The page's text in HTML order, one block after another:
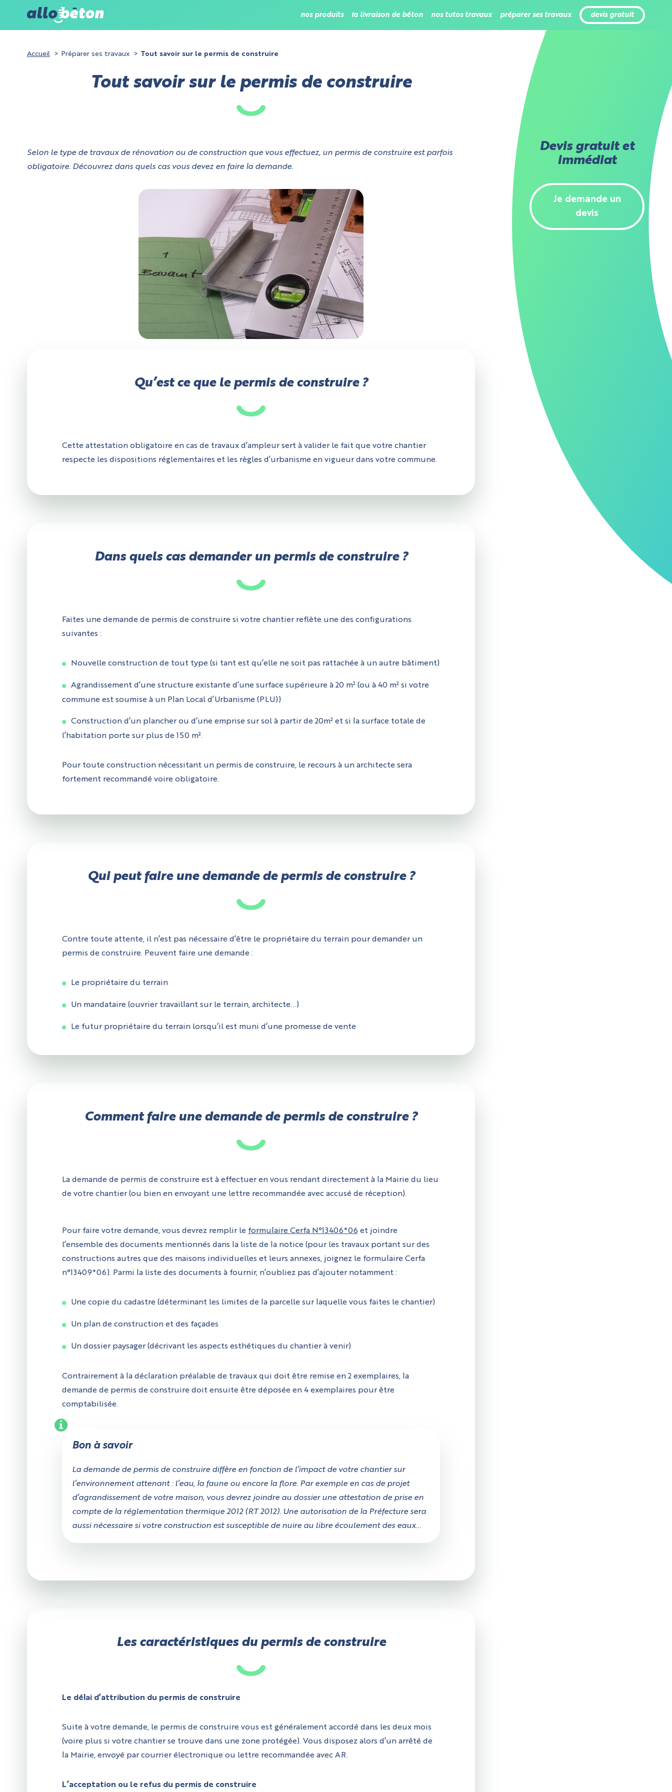
nos produits la livraison de béton nos tutos travaux préparer ses travaux devis gratuit
Accueil Préparer ses travaux Tout savoir sur le permis de construire
Tout savoir sur le permis de construire
Selon le type de travaux de rénovation ou de construction que vous effectuez, un permis de construire est parfois
obligatoire. Découvrez dans quels cas vous devez en faire la demande.
Qu’est ce que le permis de construire ?
Cette attestation obligatoire en cas de travaux d’ampleur sert à valider le fait que votre chantier
respecte les dispositions réglementaires et les règles d’urbanisme en vigueur dans votre commune.
Dans quels cas demander un permis de construire ?
Faites une demande de permis de construire si votre chantier reflète une des configurations
suivantes :
Nouvelle construction de tout type (si tant est qu’elle ne soit pas rattachée à un autre bâtiment)
Agrandissement d’une structure existante d’une surface supérieure à 20 m² (ou à 40 m² si votre
commune est soumise à un Plan Local d’Urbanisme (PLU))
Construction d’un plancher ou d’une emprise sur sol à partir de 20m² et si la surface totale de
l’habitation porte sur plus de 150 m².
Pour toute construction nécessitant un permis de construire, le recours à un architecte sera
fortement recommandé voire obligatoire.
Qui peut faire une demande de permis de construire ?
Contre toute attente, il n’est pas nécessaire d’être le propriétaire du terrain pour demander un
permis de construire. Peuvent faire une demande :
Le propriétaire du terrain
Un mandataire (ouvrier travaillant sur le terrain, architecte…)
Le futur propriétaire du terrain lorsqu’il est muni d’une promesse de vente
Comment faire une demande de permis de construire ?
La demande de permis de construire est à effectuer en vous rendant directement à la Mairie du lieu
de votre chantier (ou bien en envoyant une lettre recommandée avec accusé de réception).
Pour faire votre demande, vous devrez remplir le formulaire Cerfa N°13406*06 et joindre
l’ensemble des documents mentionnés dans la liste de la notice (pour les travaux portant sur des
constructions autres que des maisons individuelles et leurs annexes, joignez le formulaire Cerfa
n°13409*06). Parmi la liste des documents à fournir, n’oubliez pas d’ajouter notamment :
Une copie du cadastre (déterminant les limites de la parcelle sur laquelle vous faites le chantier)
Un plan de construction et des façades
Un dossier paysager (décrivant les aspects esthétiques du chantier à venir)
Contrairement à la déclaration préalable de travaux qui doit être remise en 2 exemplaires, la
demande de permis de construire doit ensuite être déposée en 4 exemplaires pour être
comptabilisée.
Bon à savoir
La demande de permis de construire diffère en fonction de l’impact de votre chantier sur
l’environnement attenant : l’eau, la faune ou encore la flore. Par exemple en cas de projet
d’agrandissement de votre maison, vous devrez joindre au dossier une attestation de prise en
compte de la réglementation thermique 2012 (RT 2012). Une autorisation de la Préfecture sera
aussi nécessaire si votre construction est susceptible de nuire au libre écoulement des eaux...
Les caractéristiques du permis de construire
Le délai d’attribution du permis de construire
Suite à votre demande, le permis de construire vous est généralement accordé dans les deux mois
(voire plus si votre chantier se trouve dans une zone protégée). Vous disposez alors d’un arrêté de
la Mairie, envoyé par courrier électronique ou lettre recommandée avec AR.
L’acceptation ou le refus du permis de construire
Devis gratuit et
immédiat
Je demande un
devis